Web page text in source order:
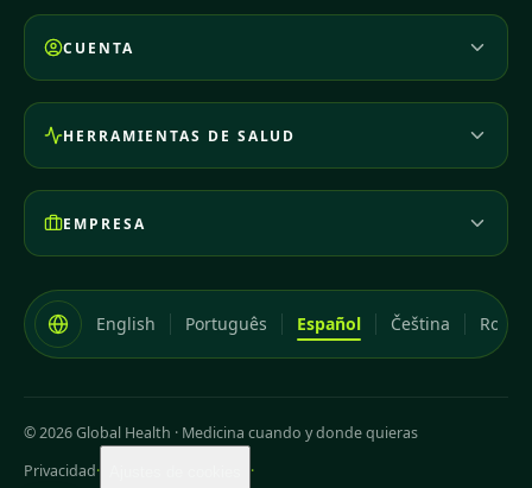
CUENTA
HERRAMIENTAS DE SALUD
EMPRESA
English Português Español Čeština
© 2026 Global Health · Medicina cuando y donde quieras
Privacidad· ·